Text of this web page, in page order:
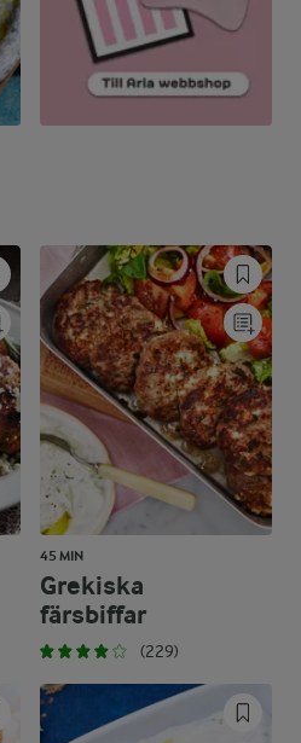
45 MIN
Grekiska
färsbiffar
(229)